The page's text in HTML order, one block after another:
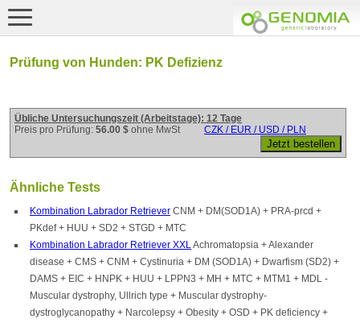
Prüfung von Hunden: PK Defizienz
Übliche Untersuchungszeit (Arbeitstage): 12 Tage
Preis pro Prüfung: 56.00 $ ohne MwSt CZK / EUR / USD / PLN
Ähnliche Tests
Kombination Labrador Retriever CNM + DM(SOD1A) + PRA-prcd +
PKdef + HUU + SD2 + STGD + MTC
Kombination Labrador Retriever XXLAchromatopsia + Alexander
disease + CMS + CNM + Cystinuria + DM (SOD1A) + Dwarfism (SD2) +
DAMS + EIC + HNPK + HUU + LPPN3 + MH + MTC + MTM1 + MDL -
Muscular dystrophy, Ullrich type + Muscular dystrophy-
dystroglycanopathy + Narcolepsy + Obesity + OSD + PK deficiency +